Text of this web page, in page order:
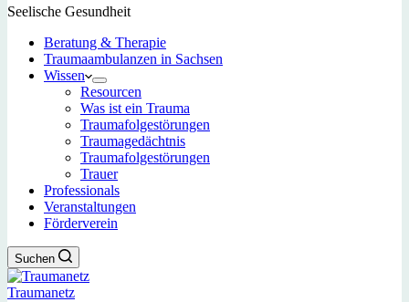
Seelische Gesundheit
Beratung & Therapie
Traumaambulanzen in Sachsen
Wissen
Resourcen
Was ist ein Trauma
Traumafolgestörungen
Traumagedächtnis
Traumafolgestörungen
Trauer
Professionals
Veranstaltungen
Förderverein
Suchen
Traumanetz